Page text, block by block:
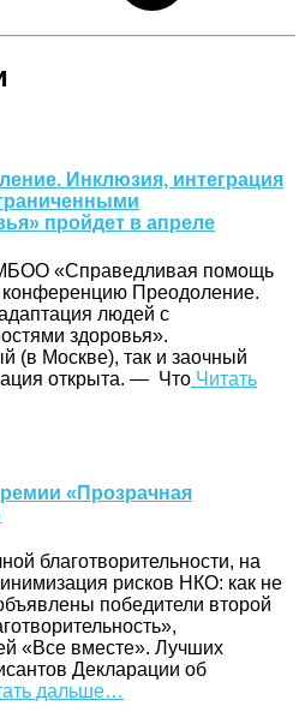
Инклюзия, интеграция
пройдет в апреле
«Справедливая помощь
конференцию Преодоление.
людей с
здоровья».
(в Москве), так и заочный
открыта. — Что Читать
«Прозрачная
благотворительности, на
рисков НКО: как не
победители второй
«Все вместе». Лучших
Декларации об
дальше…